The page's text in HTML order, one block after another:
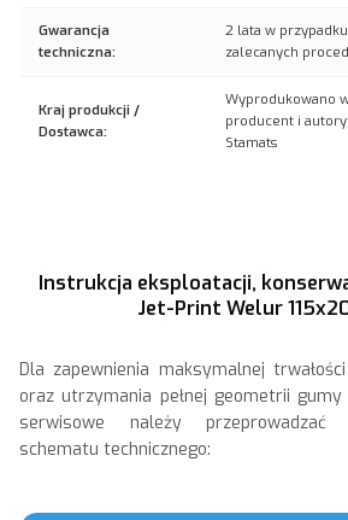
Gwarancja
techniczna:
2 lata w
zalecanych
Kraj produkcji /
Dostawca:
Wyprodukowano
producent i
Stamats
Instrukcja eksploatacji,
Jet-Print Welur
Dla zapewnienia maksymalnej
oraz utrzymania pełnej geometrii
serwisowe należy przeprowadzać
schematu technicznego: